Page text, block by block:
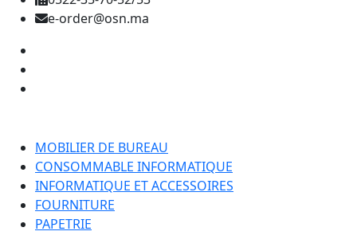
e-order@osn.ma
MOBILIER DE BUREAU
CONSOMMABLE INFORMATIQUE
INFORMATIQUE ET ACCESSOIRES
FOURNITURE
PAPETRIE